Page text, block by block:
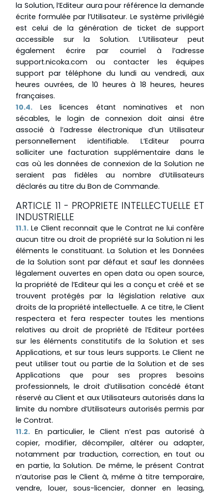
la Solution, l’Editeur aura pour référence la demande
écrite formulée par l’Utilisateur. Le système privilégié
est celui de la génération de ticket de support
accessible sur la Solution. L’Utilisateur peut
également écrire par courriel à l’adresse
support.nicoka.com ou contacter les équipes
support par téléphone du lundi au vendredi, aux
heures ouvrées, de 10 heures à 18 heures, heures
françaises.
10.4. Les licences étant nominatives et non
sécables, le login de connexion doit ainsi être
associé à l’adresse électronique d’un Utilisateur
personnellement identifiable. L’Editeur pourra
solliciter une facturation supplémentaire dans le
cas où les données de connexion de la Solution ne
seraient pas fidèles au nombre d’Utilisateurs
déclarés au titre du Bon de Commande.
ARTICLE 11 - PROPRIETE INTELLECTUELLE ET
INDUSTRIELLE
11.1. Le Client reconnait que le Contrat ne lui confère
aucun titre ou droit de propriété sur la Solution ni les
éléments le constituant. La Solution et les Données
de la Solution sont par défaut et sauf les données
légalement ouvertes en open data ou open source,
la propriété de l’Editeur qui les a conçu et créé et se
trouvent protégés par la législation relative aux
droits de la propriété intellectuelle. A ce titre, le Client
respectera et fera respecter toutes les mentions
relatives au droit de propriété de l’Editeur portées
sur les éléments constitutifs de la Solution et ses
Applications, et sur tous leurs supports. Le Client ne
peut utiliser tout ou partie de la Solution et de ses
Applications que pour ses propres besoins
professionnels, le droit d’utilisation concédé étant
réservé au Client et aux Utilisateurs autorisés dans la
limite du nombre d’Utilisateurs autorisés permis par
le Contrat.
11.2. En particulier, le Client n’est pas autorisé à
copier, modifier, décompiler, altérer ou adapter,
notamment par traduction, correction, en tout ou
en partie, la Solution. De même, le présent Contrat
n’autorise pas le Client à, même à titre temporaire,
vendre, louer, sous-licencier, donner en leasing,